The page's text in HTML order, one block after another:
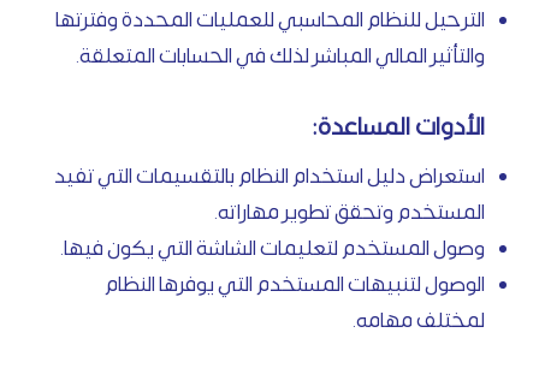
الترحيل للنظام المحاسبي للعمليات المحددة وفترتها
والتأثير المالي المباشر لذلك في الحسابات المتعلقة.
الأدوات المساعدة:
استعراض دليل استخدام النظام بالتقسيمات التي تفيد
المستخدم وتحقق تطوير مهاراته.
وصول المستخدم لتعليمات الشاشة التي يكون فيها.
الوصول لتنبيهات المستخدم التي يوفرها النظام
لمختلف مهامه.